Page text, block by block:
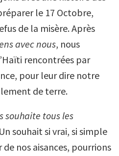
le 17 Octobre,
de la misère. Après
avec nous, nous
rencontrées par
pour leur dire notre
de terre.
souhaite tous les
Un souhait si vrai, si simple
nos aisances, pourrions